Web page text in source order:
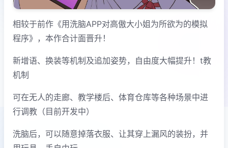
相较于前作《用洗脑APP对高傲大小姐为所欲为的模拟
程序》，本作合计面晋升！
新增语、换装等机制及追加姿势，自由度大幅提升！t教
机制
可在无人的走廊、教学楼后、体育仓库等各种场景中进
行调教（目前开发中）
洗脑后，可以随意掉落衣服、让其穿上漏风的装扮，并